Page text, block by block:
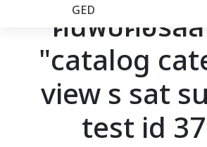
เว็บไซต์อิกไนท์
โปรโมชั่น
วางแผนการเรียน
เข้าสู่ระบบ
GED
ค้นพบคอร์สส
"catalog
view s sat
test id